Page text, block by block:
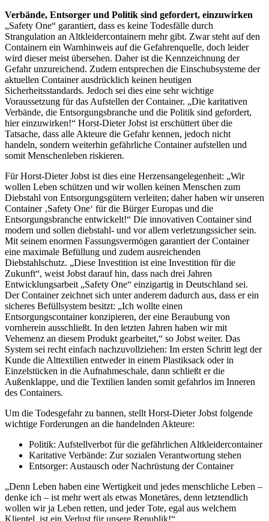
Verbände, Entsorger und Politik sind gefordert, einzuwirken
„Safety One“ garantiert, dass es keine Todesfälle durch
Strangulation an Altkleidercontainern mehr gibt. Zwar steht auf den
Containern ein Warnhinweis auf die Gefahrenquelle, doch leider
wird dieser meist übersehen. Daher ist die Kennzeichnung der
Gefahr unzureichend. Zudem entsprechen die Einschubsysteme der
aktuellen Container ausdrücklich keinen heutigen
Sicherheitsstandards. Jedoch sei dies eine sehr wichtige
Voraussetzung für das Aufstellen der Container. „Die karitativen
Verbände, die Entsorgungsbranche und die Politik sind gefordert,
hier einzuwirken!“ Horst-Dieter Jobst ist erschüttert über die
Tatsache, dass alle Akteure die Gefahr kennen, jedoch nicht
handeln, sondern weiterhin gefährliche Container aufstellen und
somit Menschenleben riskieren.
Für Horst-Dieter Jobst ist dies eine Herzensangelegenheit: „Wir
wollen Leben schützen und wir wollen keinen Menschen zum
Diebstahl von Entsorgungsgütern verleiten; daher haben wir unseren
Container ‚Safety One‘ für die Bürger Europas und die
Entsorgungsbranche entwickelt!“ Die innovativen Container sind
modern und sollen diebstahl- und vor allem verletzungssicher sein.
Mit seinem enormen Fassungsvermögen garantiert der Container
eine maximale Befüllung und zudem ausreichenden
Diebstahlschutz. „Diese Investition ist eine Investition für die
Zukunft“, weist Jobst darauf hin, dass nach drei Jahren
Entwicklungsarbeit „Safety One“ einzigartig in Deutschland sei.
Der Container zeichnet sich unter anderem dadurch aus, dass er ein
sicheres Befüllsystem besitzt: „Ich wollte einen
Entsorgungscontainer konzipieren, der eine Beraubung von
vornherein ausschließt. In den letzten Jahren haben wir mit
Vehemenz an diesem Produkt gearbeitet,“ so Jobst weiter. Das
System sei recht einfach nachzuvollziehen: Im ersten Schritt legt der
Kunde die Alttextilien entweder in einem Plastiksack oder in
Einzelstücken in die Aufnahmeschale, dann schließt er die
Außenklappe, und die Textilien landen somit gefahrlos im Inneren
des Containers.
Um die Todesgefahr zu bannen, stellt Horst-Dieter Jobst folgende
wichtige Forderungen an die handelnden Akteure:
Politik: Aufstellverbot für die gefährlichen Altkleidercontainer
Karitative Verbände: Zur sozialen Verantwortung stehen
Entsorger: Austausch oder Nachrüstung der Container
„Denn Leben haben eine Wertigkeit und jedes menschliche Leben –
denke ich – ist mehr wert als etwas Monetäres, denn letztendlich
wollen wir ja Leben retten, und jeder Tote, egal aus welchem
Klientel, ist ein Verlust für unsere Republik!“